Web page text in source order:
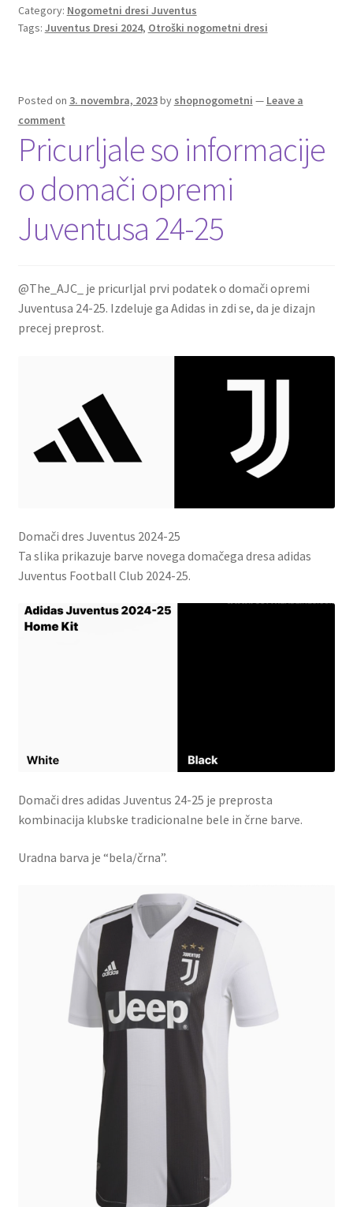
o
o
er l
es
t
di
t
Category: Nogometni dresi Juventus
Tags: Juventus Dresi 2024, Otroški nogometni dresi
Posted on 3. novembra, 2023by shopnogometni — Leave a
comment
Pricurljale so informacije
o domači opremi
Juventusa 24-25
@The_AJC_ je pricurljal prvi podatek o domači opremi
Juventusa 24-25. Izdeluje ga Adidas in zdi se, da je dizajn
precej preprost.
Domači dres Juventus 2024-25
Ta slika prikazuje barve novega domačega dresa adidas
Juventus Football Club 2024-25.
Domači dres adidas Juventus 24-25 je preprosta
kombinacija klubske tradicionalne bele in črne barve.
Uradna barva je “bela/črna”.